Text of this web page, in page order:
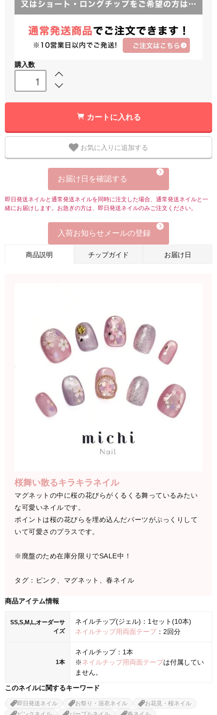
購入数
カートに入れる
お気に入りに追加する
お届け日を確認する
即日発送ネイルと通常発送ネイルを同時に注文した場合、通常発送ネイルと一
緒にお届けします。お急ぎの方は、即日発送ネイルのみご注文ください。
入荷お知らせメールの登録
商品説明 チップガイド お届け日
桜舞い散るキラキラネイル
マグネットの中に桜の花びらがくるくる舞っているみたい
な可愛いネイルです。
ポイントは桜の花びらを埋め込んだパーツがぷっくりして
いて可愛さのプラスです。
※廃盤のため在庫分限りでSALE中！
タグ：ピンク、マグネット、春ネイル
商品アイテム情報
SS,S,M,L,オーダーサ
イズ
ネイルチップ(ジェル)：1セット(10本)
ネイルチップ用両面テープ：2回分
1本
ネイルチップ：1本
※ネイルチップ用両面テープは付属してい
ません。
このネイルに関するキーワード
即日発送ネイル お祭り・浴衣ネイル
お花見・桜ネイル